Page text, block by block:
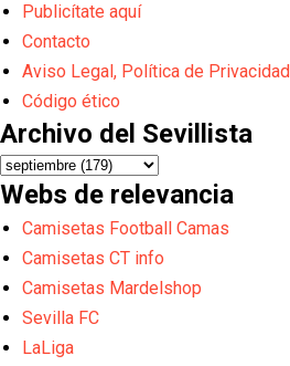
Publicítate aquí
Contacto
Aviso Legal, Política de
Código ético
Archivo del Sevillista
Webs de relevancia
Camisetas Football Camas
Camisetas CT info
Camisetas Mardelshop
Sevilla FC
LaLiga